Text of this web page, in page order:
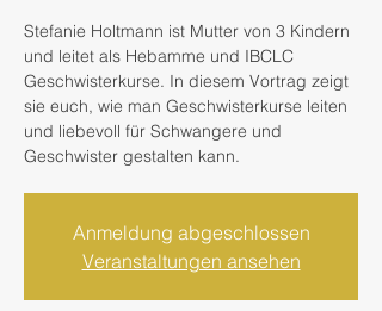
Stefanie Holtmann ist Mutter von 3 Kindern
und leitet als Hebamme und IBCLC
Geschwisterkurse. In diesem Vortrag zeigt
sie euch, wie man Geschwisterkurse leiten
und liebevoll für Schwangere und
Geschwister gestalten kann.
Anmeldung abgeschlossen
Veranstaltungen ansehen